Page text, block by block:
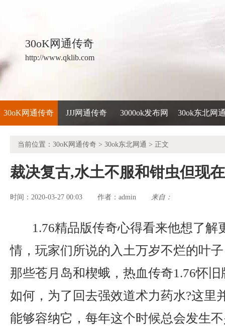
30oK网通传奇
http://www.qklib.com
30oK网通传奇 JJJ网通传奇 3000ok发布网 30ok东北网
当前位置： 30oK网通传奇 > 30ok东北网通 > 正文
裁决复古,水土不服和钳虫但现在
时间：2020-03-27 00:03 作者： admin 来自：
1.76精品版传奇心得看来他想了解
情，玩家们所说的入土万岁不烂的叶
那些苍月岛和楔蛾，热血传奇1.76怀
如何，为了回去强效道术力药水?这里
能够容纳它，每年这个时候总会发生